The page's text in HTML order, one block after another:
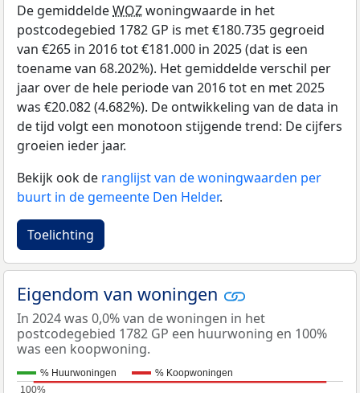
De gemiddeldeWOZwoningwaarde in het
postcodegebied 1782 GP is met €180.735 gegroeid
van €265 in 2016 tot €181.000 in 2025 (dat is een
toename van 68.202%). Het gemiddelde verschil per
jaar over de hele periode van 2016 tot en met 2025
was €20.082 (4.682%). De ontwikkeling van de data in
de tijd volgt een monotoon stijgende trend: De cijfers
groeien ieder jaar.
Bekijk ook de ranglijst van de woningwaarden per
buurt in de gemeente Den Helder.
Toelichting
Eigendom van woningen
In 2024 was 0,0% van de woningen in het
postcodegebied 1782 GP een huurwoning en 100%
was een koopwoning.
% Huurwoningen
% Koopwoningen
100%
100%